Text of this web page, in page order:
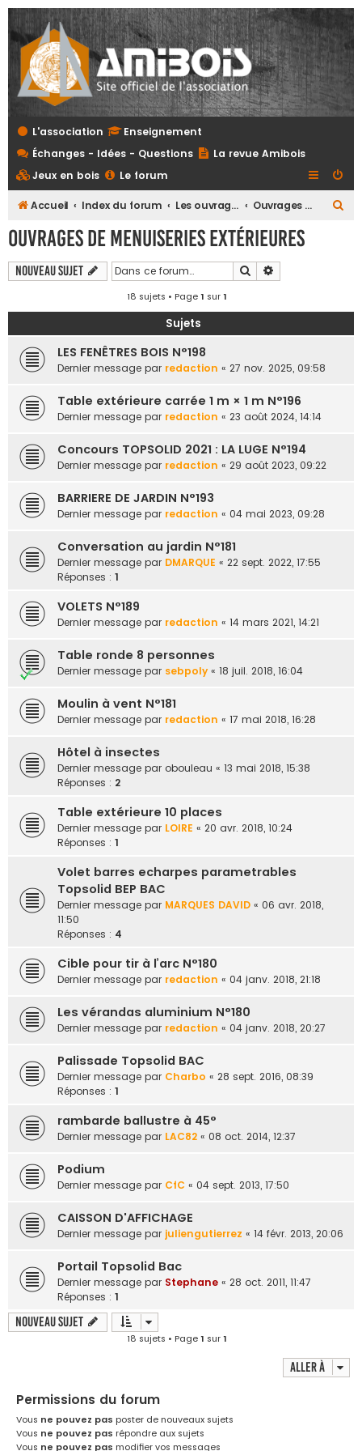
L'association
Enseignement
Échanges - Idées - Questions
La revue Amibois
Jeux en bois
Le forum
Accueil Index du forum Les ouvrages Ouvrages de menuiseries extérieures
r
Ouvrages de menuiseries extérieures
Nouveau sujet Rechercher
18 sujets • Page1 sur1
Sujets
LES FENÊTRES BOIS N°198
Dernier message par redaction « 27 nov. 2025, 09:58
Table extérieure carrée 1 m × 1 m N°196
Dernier message par redaction « 23 août 2024, 14:14
Concours TOPSOLID 2021 : LA LUGE N°194
Dernier message par redaction « 29 août 2023, 09:22
BARRIERE DE JARDIN N°193
Dernier message par redaction « 04 mai 2023, 09:28
Conversation au jardin N°181
Dernier message par DMARQUE « 22 sept. 2022, 17:55
Réponses : 1
VOLETS N°189
Dernier message par redaction « 14 mars 2021, 14:21
Table ronde 8 personnes
Dernier message par sebpoly « 18 juil. 2018, 16:04
Moulin à vent N°181
Dernier message par redaction « 17 mai 2018, 16:28
Hôtel à insectes
Dernier message par obouleau « 13 mai 2018, 15:38
Réponses : 2
Table extérieure 10 places
Dernier message par LOIRE « 20 avr. 2018, 10:24
Réponses : 1
Volet barres echarpes parametrables
Topsolid BEP BAC
Dernier message par MARQUES DAVID « 06 avr. 2018,
11:50
Réponses : 4
Cible pour tir à l’arc N°180
Dernier message par redaction « 04 janv. 2018, 21:18
Les vérandas aluminium N°180
Dernier message par redaction « 04 janv. 2018, 20:27
Palissade Topsolid BAC
Dernier message par Charbo « 28 sept. 2016, 08:39
Réponses : 1
rambarde ballustre à 45°
Dernier message par LAC82 « 08 oct. 2014, 12:37
Podium
Dernier message par CfC « 04 sept. 2013, 17:50
CAISSON D'AFFICHAGE
Dernier message par juliengutierrez « 14 févr. 2013, 20:06
Portail Topsolid Bac
Dernier message par Stephane « 28 oct. 2011, 11:47
Réponses : 1
Nouveau sujet
18 sujets • Page1 sur1
Aller à
Permissions du forum
Vous ne pouvez pas poster de nouveaux sujets
Vous ne pouvez pas répondre aux sujets
Vous ne pouvez pas modifier vos messages